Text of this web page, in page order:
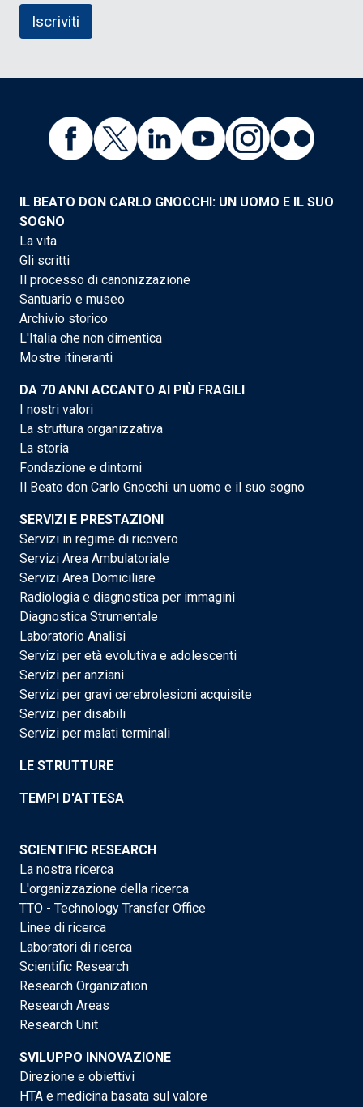
IL BEATO DON CARLO GNOCCHI: UN UOMO E IL SUO
SOGNO
La vita
Gli scritti
Il processo di canonizzazione
Santuario e museo
Archivio storico
L'Italia che non dimentica
Mostre itineranti
DA 70 ANNI ACCANTO AI PIÙ FRAGILI
I nostri valori
La struttura organizzativa
La storia
Fondazione e dintorni
Il Beato don Carlo Gnocchi: un uomo e il suo sogno
SERVIZI E PRESTAZIONI
Servizi in regime di ricovero
Servizi Area Ambulatoriale
Servizi Area Domiciliare
Radiologia e diagnostica per immagini
Diagnostica Strumentale
Laboratorio Analisi
Servizi per età evolutiva e adolescenti
Servizi per anziani
Servizi per gravi cerebrolesioni acquisite
Servizi per disabili
Servizi per malati terminali
LE STRUTTURE
TEMPI D'ATTESA
SCIENTIFIC RESEARCH
La nostra ricerca
L'organizzazione della ricerca
TTO - Technology Transfer Office
Linee di ricerca
Laboratori di ricerca
Scientific Research
Research Organization
Research Areas
Research Unit
SVILUPPO INNOVAZIONE
Direzione e obiettivi
HTA e medicina basata sul valore